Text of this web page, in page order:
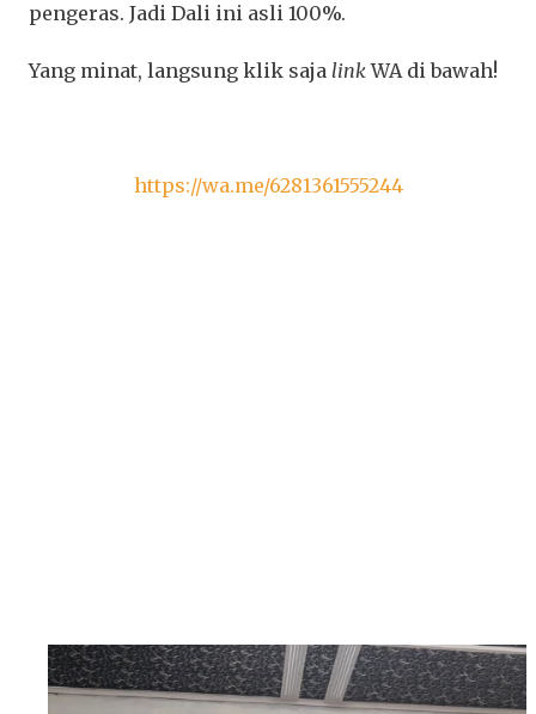
pengeras. Jadi Dali ini asli 100%.
Yang minat, langsung klik saja linkWA di bawah!
https://wa.me/6281361555244